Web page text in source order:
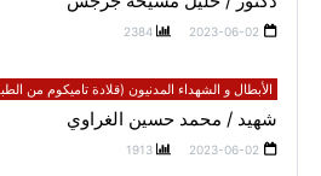
2023-06-02
2384
الأبطال و الشهداء المدنيون (قلادة تاميكوم من
شهيد / محمد حسين الغراوي
2023-06-02
1913